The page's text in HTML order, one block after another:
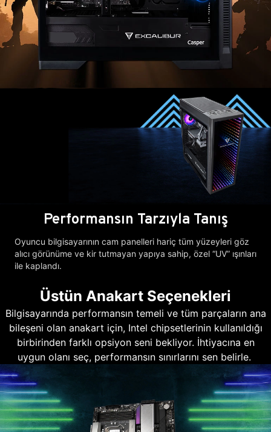
Performansın Tarzıyla Tanış
Oyuncu bilgisayarının cam panelleri hariç tüm yüzeyleri göz
alıcı görünüme ve kir tutmayan yapıya sahip, özel “UV” ışınları
ile kaplandı.
Üstün Anakart Seçenekleri
Bilgisayarında performansın temeli ve tüm parçaların ana
bileşeni olan anakart için, Intel chipsetlerinin kullanıldığı
birbirinden farklı opsiyon seni bekliyor. İhtiyacına en
uygun olanı seç, performansın sınırlarını sen belirle.